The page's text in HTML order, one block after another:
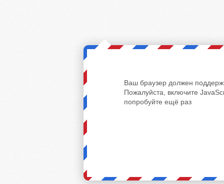
Ваш браузер должен
Пожалуйста, включите
попробуйте ещё раз